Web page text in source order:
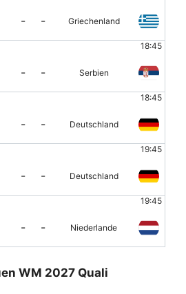
- - Griechenland
18:45
- - Serbien
18:45
- - Deutschland
19:45
- - Deutschland
19:45
- - Niederlande
WM 2027 Quali